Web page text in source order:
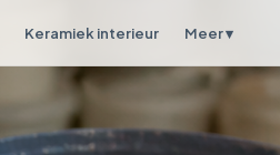
Keramiek interieur Meer ▾